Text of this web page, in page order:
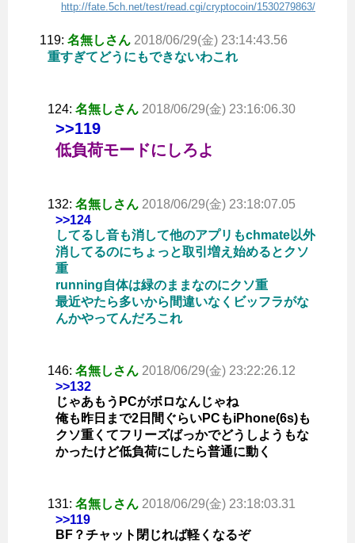
http://fate.5ch.net/test/read.cgi/cryptocoin/1530279863/
119: 名無しさん 2018/06/29(金) 23:14:43.56
重すぎてどうにもできないわこれ
124: 名無しさん 2018/06/29(金) 23:16:06.30
>>119
低負荷モードにしろよ
132: 名無しさん 2018/06/29(金) 23:18:07.05
>>124
してるし音も消して他のアプリもchmate以外
消してるのにちょっと取引増え始めるとクソ
重
running自体は緑のままなのにクソ重
最近やたら多いから間違いなくビッフラがな
んかやってんだろこれ
146: 名無しさん 2018/06/29(金) 23:22:26.12
>>132
じゃあもうPCがボロなんじゃね
俺も昨日まで2日間ぐらいPCもiPhone(6s)も
クソ重くてフリーズばっかでどうしようもな
かったけど低負荷にしたら普通に動く
131: 名無しさん 2018/06/29(金) 23:18:03.31
>>119
BF？チャット閉じれば軽くなるぞ